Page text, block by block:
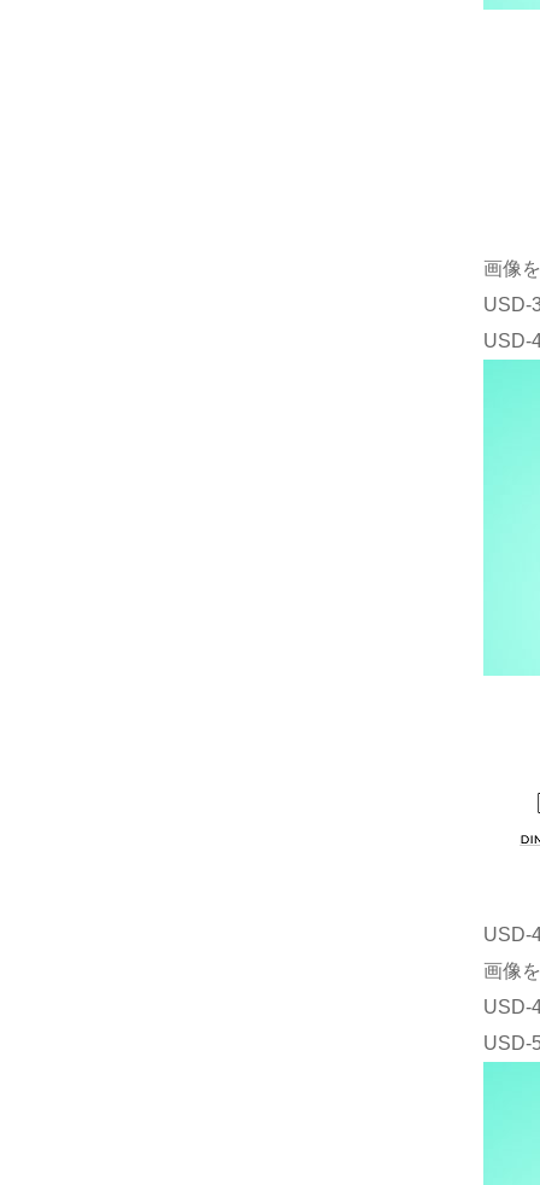
画像
USD-
USD-
USD-
画像
USD-
USD-